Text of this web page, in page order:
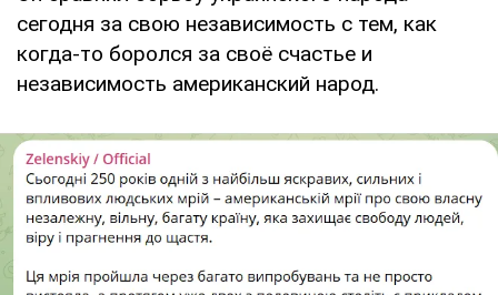
сегодня за свою независимость с тем, как
когда-то боролся за своё счастье и
независимость американский народ.